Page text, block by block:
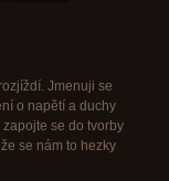
Jmenuji se
o napětí a duchy
se do tvorby
se nám to hezky